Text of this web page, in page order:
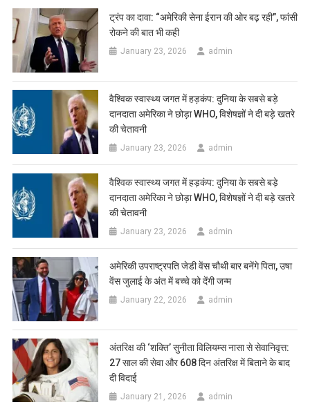
ट्रंप का दावा: “अमेरिकी सेना ईरान की ओर बढ़ रही”, फांसी
रोकने की बात भी कही
January 23, 2026 admin
वैश्विक स्वास्थ्य जगत में हड़कंप: दुनिया के सबसे बड़े
दानदाता अमेरिका ने छोड़ा WHO, विशेषज्ञों ने दी बड़े खतरे
की चेतावनी
January 23, 2026 admin
वैश्विक स्वास्थ्य जगत में हड़कंप: दुनिया के सबसे बड़े
दानदाता अमेरिका ने छोड़ा WHO, विशेषज्ञों ने दी बड़े खतरे
की चेतावनी
January 23, 2026 admin
अमेरिकी उपराष्ट्रपति जेडी वेंस चौथी बार बनेंगे पिता, उषा
वेंस जुलाई के अंत में बच्चे को देंगी जन्म
January 22, 2026 admin
अंतरिक्ष की ‘शक्ति’ सुनीता विलियम्स नासा से सेवानिवृत्त:
27 साल की सेवा और 608 दिन अंतरिक्ष में बिताने के बाद
दी विदाई
January 21, 2026 admin